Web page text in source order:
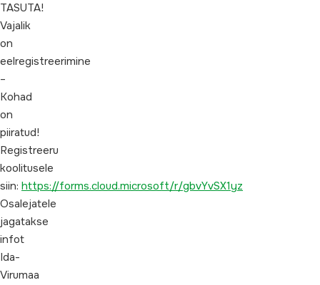
TASUTA!
Vajalik
on
eelregistreerimine
–
Kohad
on
piiratud!
Registreeru
koolitusele
siin: https://forms.cloud.microsoft/r/gbvYvSX1yz
Osalejatele
jagatakse
infot
Ida-
Virumaa